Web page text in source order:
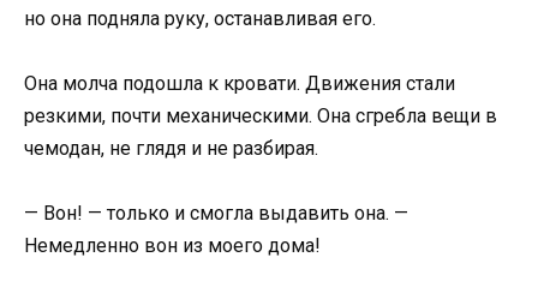
но она подняла руку, останавливая его.
Она молча подошла к кровати. Движения стали
резкими, почти механическими. Она сгребла вещи в
чемодан, не глядя и не разбирая.
— Вон! — только и смогла выдавить она. —
Немедленно вон из моего дома!